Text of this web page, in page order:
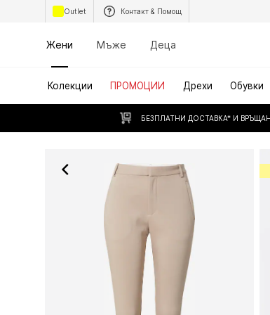
Outlet Контакт & Помощ
Жени Мъже Деца
Колекции ПРОМОЦИИ Дрехи Обувки
БЕЗПЛАТНИ ДОСТАВКА* И